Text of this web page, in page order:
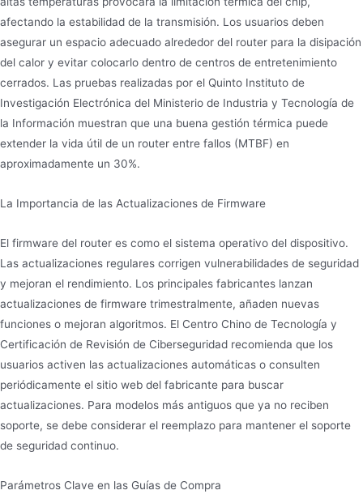
afectando la estabilidad de la transmisión. Los usuarios deben
asegurar un espacio adecuado alrededor del router para la disipación
del calor y evitar colocarlo dentro de centros de entretenimiento
cerrados. Las pruebas realizadas por el Quinto Instituto de
Investigación Electrónica del Ministerio de Industria y Tecnología de
la Información muestran que una buena gestión térmica puede
extender la vida útil de un router entre fallos (MTBF) en
aproximadamente un 30%.
La Importancia de las Actualizaciones de Firmware
El firmware del router es como el sistema operativo del dispositivo.
Las actualizaciones regulares corrigen vulnerabilidades de seguridad
y mejoran el rendimiento. Los principales fabricantes lanzan
actualizaciones de firmware trimestralmente, añaden nuevas
funciones o mejoran algoritmos. El Centro Chino de Tecnología y
Certificación de Revisión de Ciberseguridad recomienda que los
usuarios activen las actualizaciones automáticas o consulten
periódicamente el sitio web del fabricante para buscar
actualizaciones. Para modelos más antiguos que ya no reciben
soporte, se debe considerar el reemplazo para mantener el soporte
de seguridad continuo.
Parámetros Clave en las Guías de Compra